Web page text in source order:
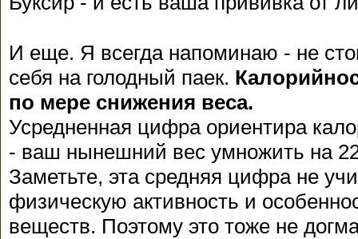
И еще. Я всегда напоминаю - не
себя на голодный паек.
по мере снижения веса.
Усредненная цифра ориентира
- ваш нынешний вес умножить на
Заметьте, эта средняя цифра не
физическую активность и
веществ. Поэтому это тоже не